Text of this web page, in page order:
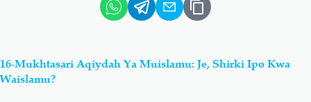
Aqiydah Manhaj
16-Mukhtasari Aqiydah Ya Muislamu: Je, Shirki Ipo Kwa
Waislamu?